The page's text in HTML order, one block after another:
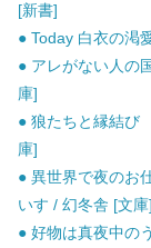
[新書]
● Today 白衣の渇
● アレがない人の
庫]
● 狼たちと縁結び
庫]
● 異世界で夜のお
いす / 幻冬舎 [文庫]
● 好物は真夜中の